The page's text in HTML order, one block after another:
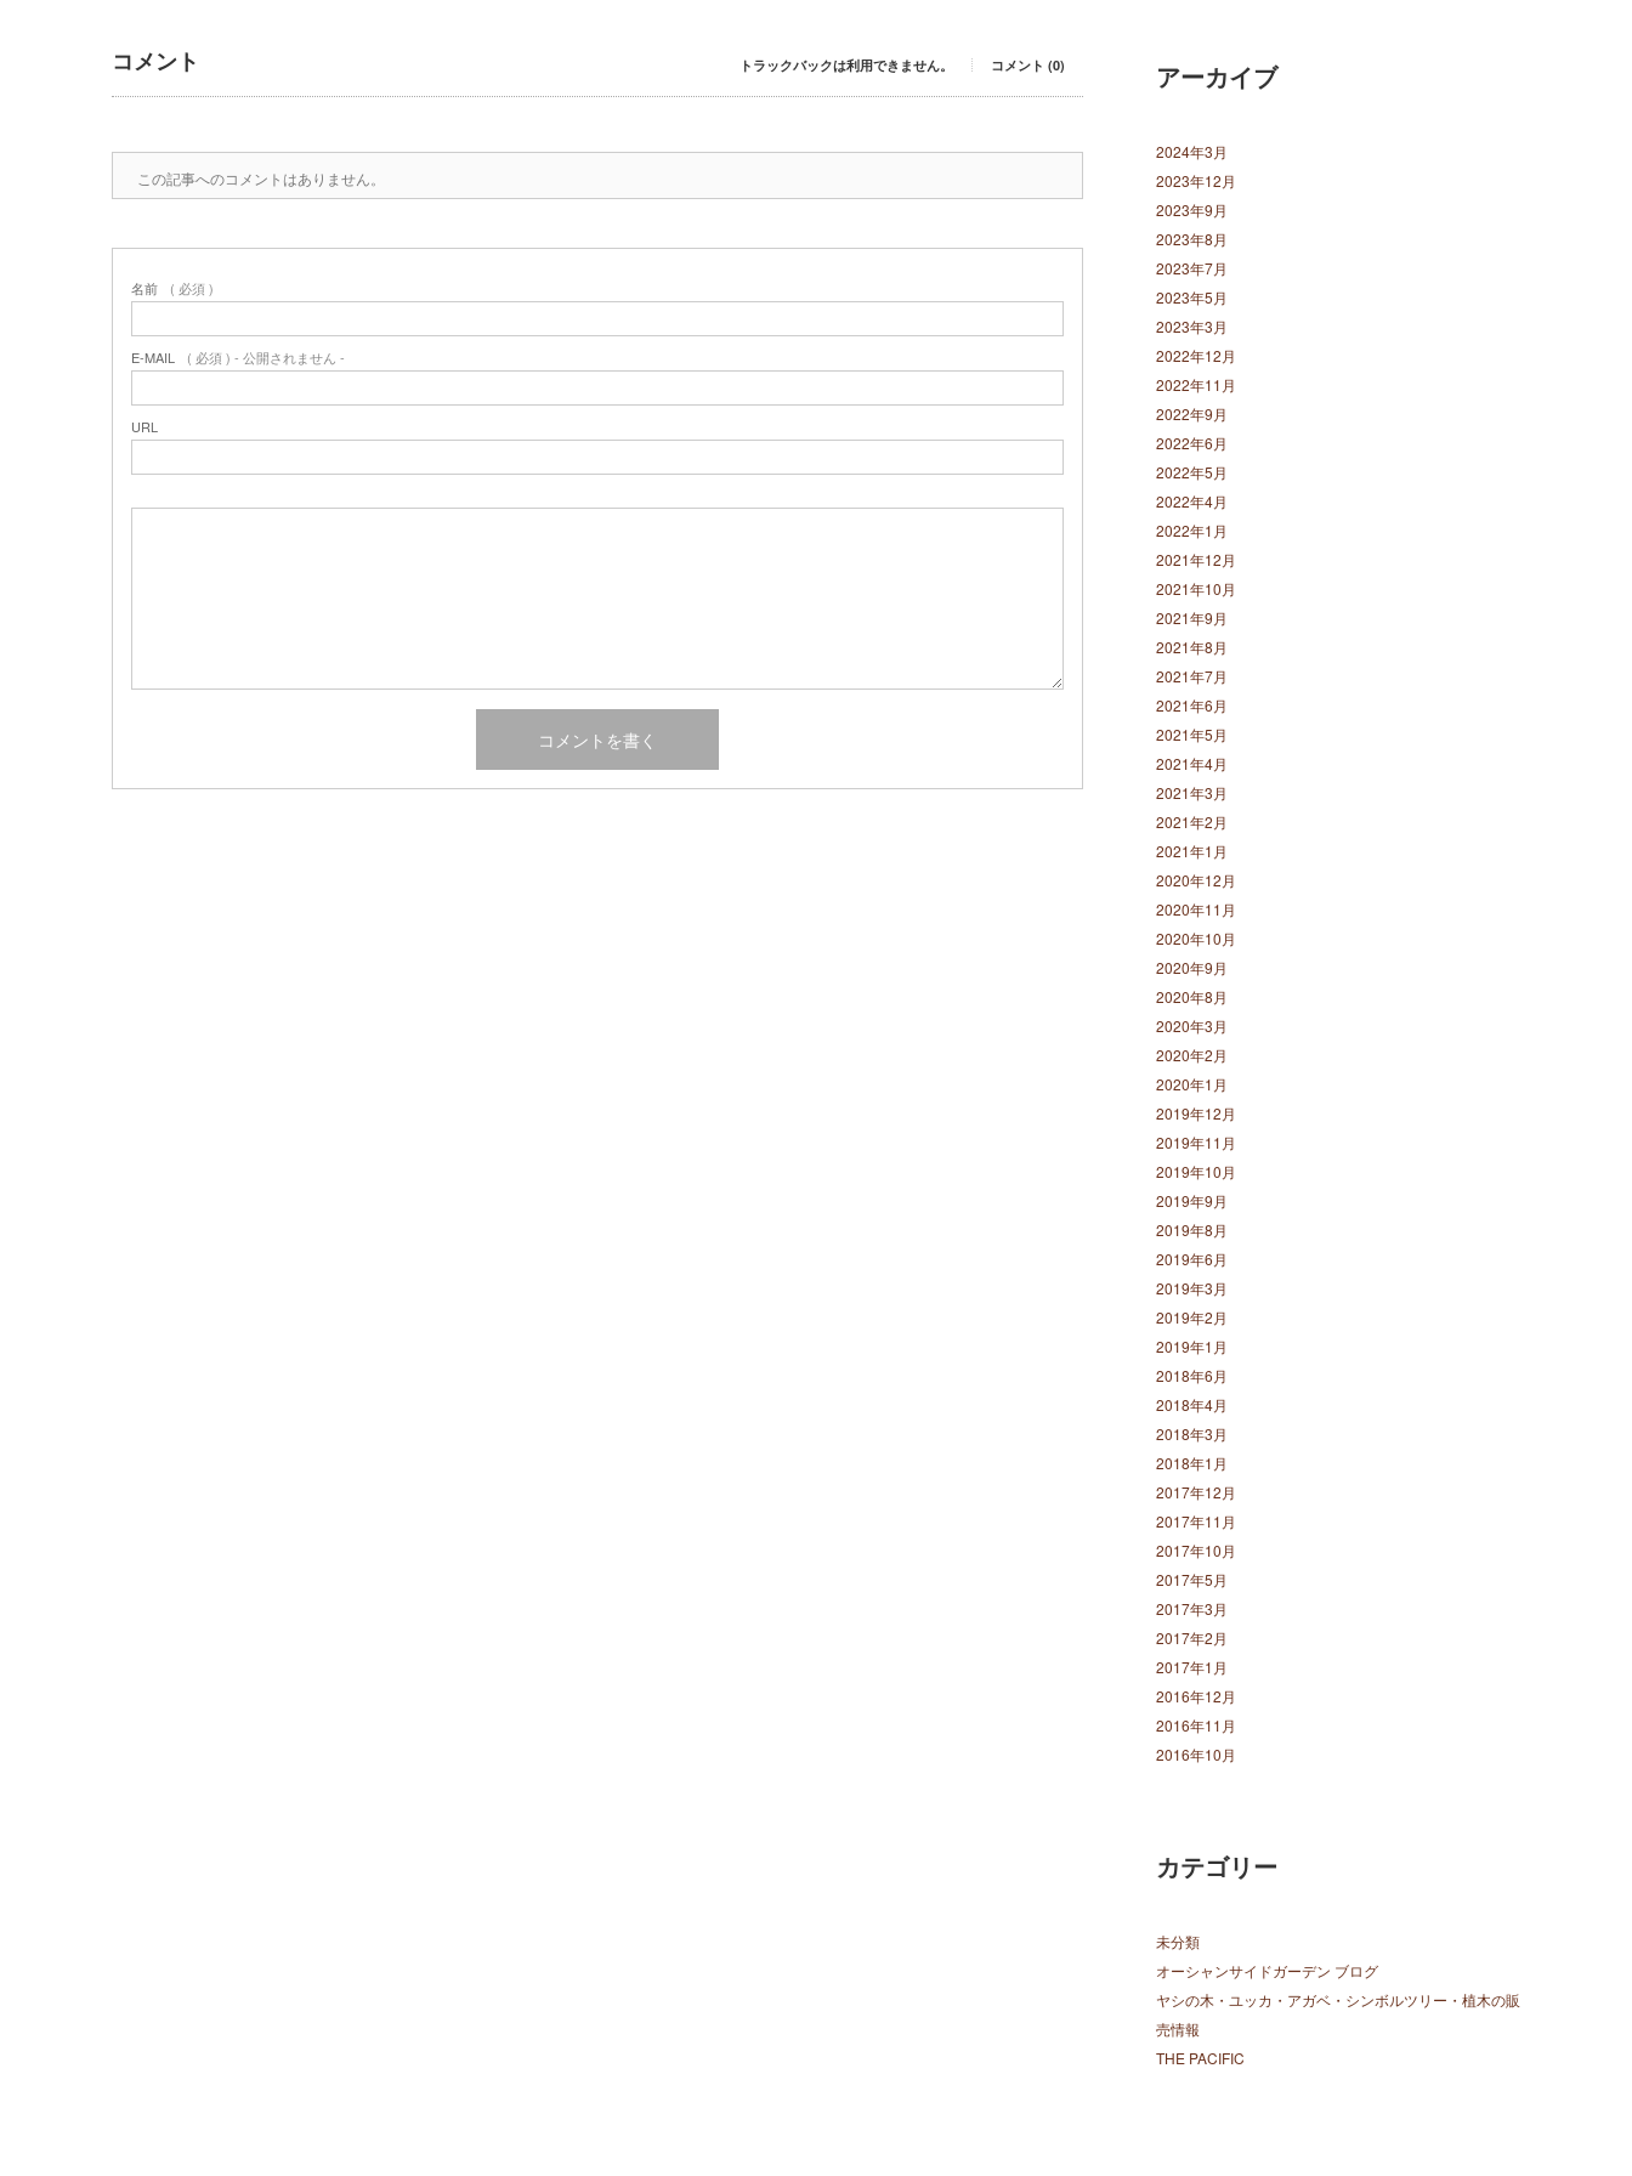
コメント トラックバックは利用できません。 コメント (0)
この記事へのコメントはありません。
名前 ( 必須 )
E-MAIL ( 必須 ) - 公開されません -
URL
アーカイブ
2024年3月
2023年12月
2023年9月
2023年8月
2023年7月
2023年5月
2023年3月
2022年12月
2022年11月
2022年9月
2022年6月
2022年5月
2022年4月
2022年1月
2021年12月
2021年10月
2021年9月
2021年8月
2021年7月
2021年6月
2021年5月
2021年4月
2021年3月
2021年2月
2021年1月
2020年12月
2020年11月
2020年10月
2020年9月
2020年8月
2020年3月
2020年2月
2020年1月
2019年12月
2019年11月
2019年10月
2019年9月
2019年8月
2019年6月
2019年3月
2019年2月
2019年1月
2018年6月
2018年4月
2018年3月
2018年1月
2017年12月
2017年11月
2017年10月
2017年5月
2017年3月
2017年2月
2017年1月
2016年12月
2016年11月
2016年10月
カテゴリー
未分類
オーシャンサイドガーデン ブログ
ヤシの木・ユッカ・アガベ・シンボルツリー・植木の販
売情報
THE PACIFIC